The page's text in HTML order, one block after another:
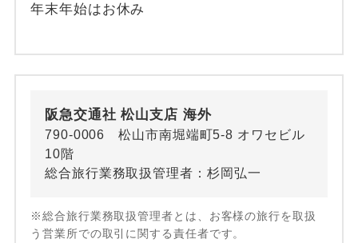
年末年始はお休み
阪急交通社 松山支店 海外
790-0006 松山市南堀端町5-8 オワセビル
10階
総合旅行業務取扱管理者：杉岡弘一
※総合旅行業務取扱管理者とは、お客様の旅行を取扱
う営業所での取引に関する責任者です。